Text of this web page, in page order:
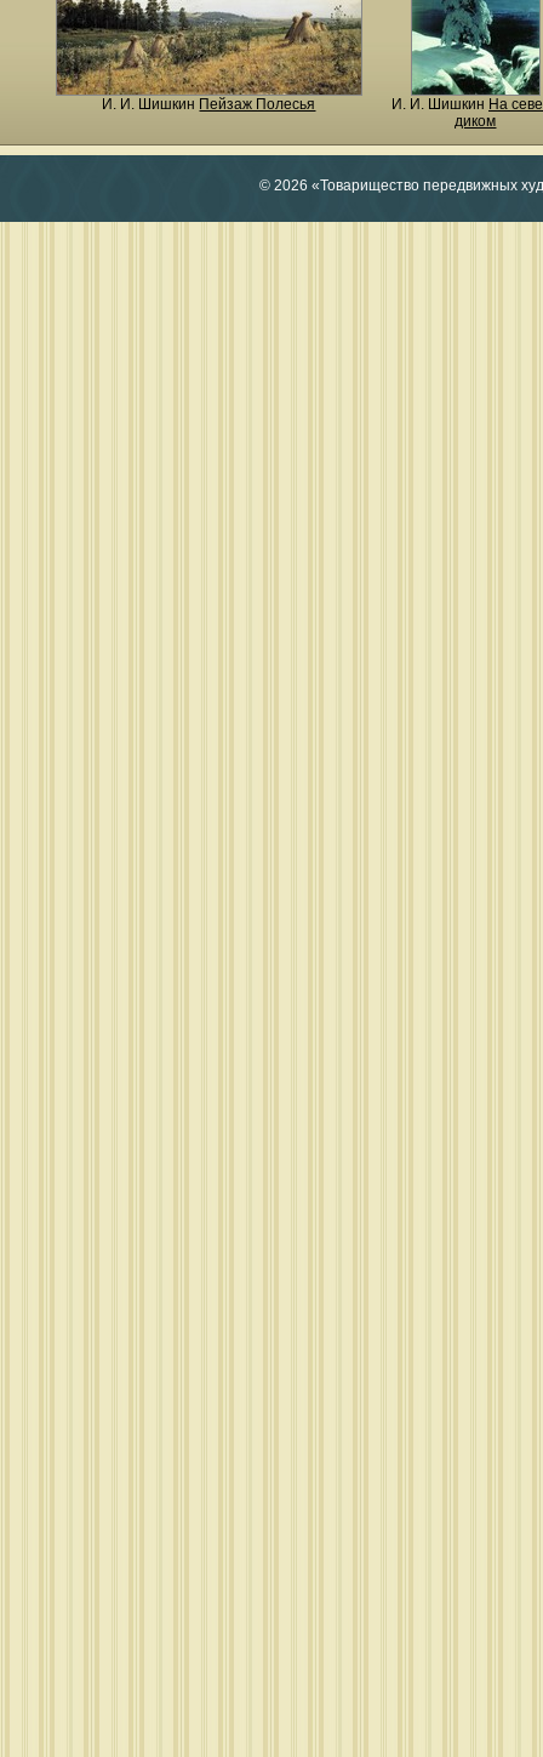
И. И. Шишкин Пейзаж Полесья И. И. Шишкин На
диком
© 2026 «Товарищество передвижных